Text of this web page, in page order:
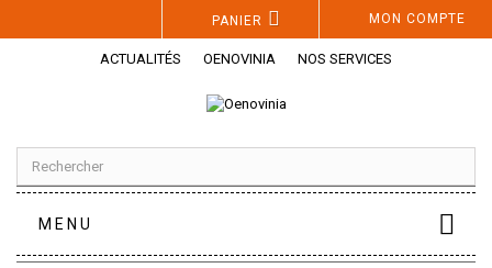
MON COMPTE
PANIER
ACTUALITÉS OENOVINIA NOS SERVICES
MENU